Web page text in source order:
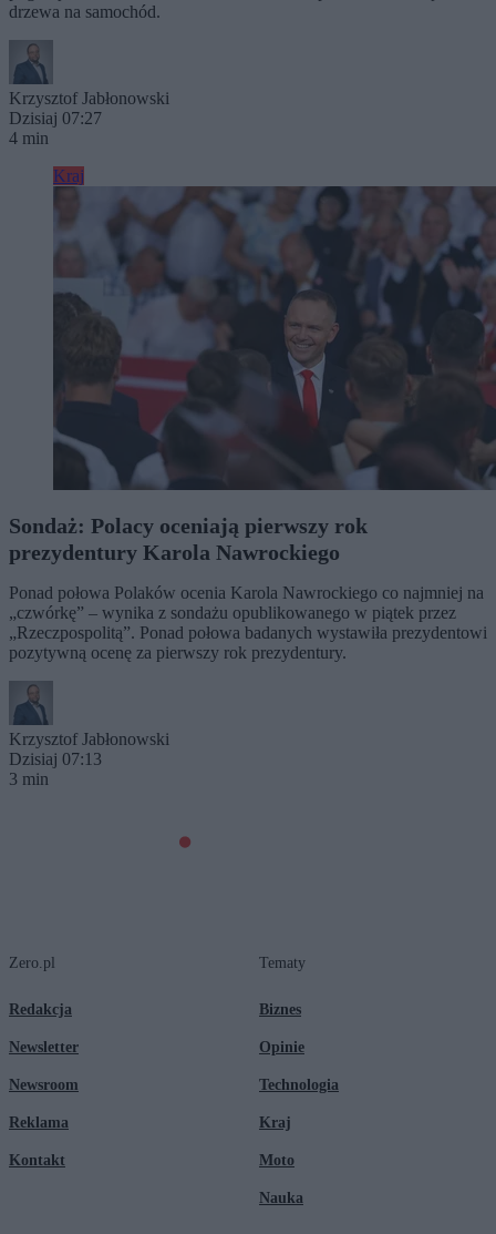
drzewa na samochód.
Krzysztof Jabłonowski
Dzisiaj 07:27
4 min
Kraj
Sondaż: Polacy oceniają pierwszy rok
prezydentury Karola Nawrockiego
Ponad połowa Polaków ocenia Karola Nawrockiego co najmniej na
„czwórkę” – wynika z sondażu opublikowanego w piątek przez
„Rzeczpospolitą”. Ponad połowa badanych wystawiła prezydentowi
pozytywną ocenę za pierwszy rok prezydentury.
Krzysztof Jabłonowski
Dzisiaj 07:13
3 min
Zero.pl
Redakcja
Newsletter
Newsroom
Reklama
Kontakt
Tematy
Biznes
Opinie
Technologia
Kraj
Moto
Nauka